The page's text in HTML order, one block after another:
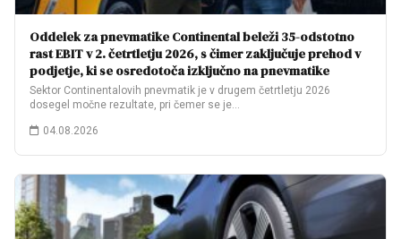
Oddelek za pnevmatike Continental beleži 35-odstotno
rast EBIT v 2. četrtletju 2026, s čimer zaključuje prehod v
podjetje, ki se osredotoča izključno na pnevmatike
Sektor Continentalovih pnevmatik je v drugem četrtletju 2026
dosegel močne rezultate, pri čemer se je…
04.08.2026